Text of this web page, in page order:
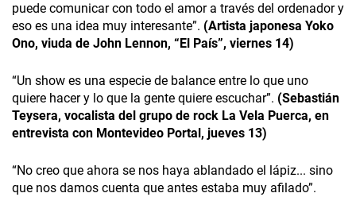
puede comunicar con todo el amor a través del ordenador y
eso es una idea muy interesante”. (Artista japonesa Yoko
Ono, viuda de John Lennon, “El País”, viernes 14)
“Un show es una especie de balance entre lo que uno
quiere hacer y lo que la gente quiere escuchar”. (Sebastián
Teysera, vocalista del grupo de rock La Vela Puerca, en
entrevista con Montevideo Portal, jueves 13)
“No creo que ahora se nos haya ablandado el lápiz... sino
que nos damos cuenta que antes estaba muy afilado”.